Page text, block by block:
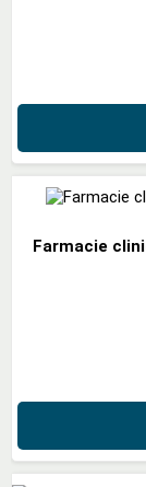
Farmacie